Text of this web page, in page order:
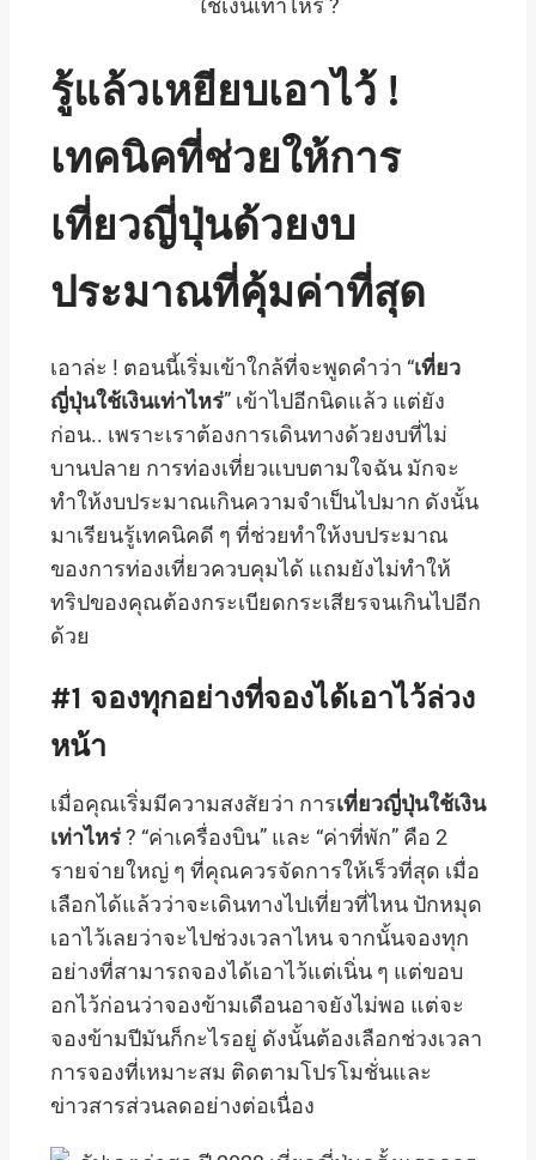
รู้แล้วเหยียบเอาไว้ !
เทคนิคที่ช่วยให้การ
เที่ยวญี่ปุ่นด้วยงบ
ประมาณที่คุ้มค่าที่สุด
เอาล่ะ ! ตอนนี้เริ่มเข้าใกล้ที่จะพูดคำว่า “เที่ยว
ญี่ปุ่นใช้เงินเท่าไหร่” เข้าไปอีกนิดแล้ว แต่ยัง
ก่อน.. เพราะเราต้องการเดินทางด้วยงบที่ไม่
บานปลาย การท่องเที่ยวแบบตามใจฉัน มักจะ
ทำให้งบประมาณเกินความจำเป็นไปมาก ดังนั้น
มาเรียนรู้เทคนิคดี ๆ ที่ช่วยทำให้งบประมาณ
ของการท่องเที่ยวควบคุมได้ แถมยังไม่ทำให้
ทริปของคุณต้องกระเบียดกระเสียรจนเกินไปอีก
ด้วย
#1 จองทุกอย่างที่จองได้เอาไว้ล่วง
หน้า
เมื่อคุณเริ่มมีความสงสัยว่า การเที่ยวญี่ปุ่นใช้เงิน
เท่าไหร่? “ค่าเครื่องบิน” และ “ค่าที่พัก” คือ 2
รายจ่ายใหญ่ ๆ ที่คุณควรจัดการให้เร็วที่สุด เมื่อ
เลือกได้แล้วว่าจะเดินทางไปเที่ยวที่ไหน ปักหมุด
เอาไว้เลยว่าจะไปช่วงเวลาไหน จากนั้นจองทุก
อย่างที่สามารถจองได้เอาไว้แต่เนิ่น ๆ แต่ขอบ
อกไว้ก่อนว่าจองข้ามเดือนอาจยังไม่พอ แต่จะ
จองข้ามปีมันก็กะไรอยู่ ดังนั้นต้องเลือกช่วงเวลา
การจองที่เหมาะสม ติดตามโปรโมชั่นและ
ข่าวสารส่วนลดอย่างต่อเนื่อง